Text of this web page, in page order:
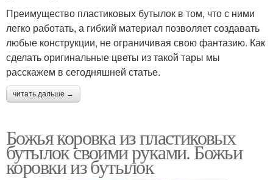
Преимущество пластиковых бутылок в том, что с ними
легко работать, а гибкий материал позволяет создавать
любые конструкции, не ограничивая свою фантазию. Как
сделать оригинальные цветы из такой тары мы
расскажем в сегодняшней статье.
читать дальше →
Божья коровка из пластиковых
бутылок своими руками. Божьи
коровки из бутылок